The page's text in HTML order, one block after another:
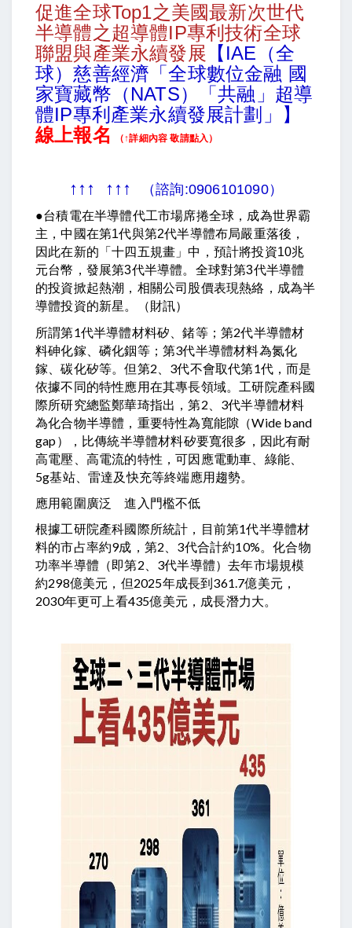
促進全球Top1之美國最新次世代
半導體之超導體IP專利技術全球
聯盟與產業永續發展 【IAE（全
球）慈善經濟「全球數位金融 國
家寶藏幣（NATS）「共融」超導
體IP專利產業永續發展計劃」】
線上報名
（↑詳細內容 敬請點入）
↑↑↑ ↑↑↑ （諮詢:0906101090）
●台積電在半導體代工市場席捲全球，成為世界霸
主，中國在第1代與第2代半導體布局嚴重落後，
因此在新的「十四五規畫」中，預計將投資10兆
元台幣，發展第3代半導體。全球對第3代半導體
的投資掀起熱潮，相關公司股價表現熱絡，成為半
導體投資的新星。（財訊）
所謂第1代半導體材料矽、鍺等；第2代半導體材
料砷化鎵、磷化銦等；第3代半導體材料為氮化
鎵、碳化矽等。但第2、3代不會取代第1代，而是
依據不同的特性應用在其專長領域。工研院產科國
際所研究總監鄭華琦指出，第2、3代半導體材料
為化合物半導體，重要特性為寬能隙（Wide band
gap），比傳統半導體材料矽要寬很多，因此有耐
高電壓、高電流的特性，可因應電動車、綠能、
5g基站、雷達及快充等終端應用趨勢。
應用範圍廣泛 進入門檻不低
根據工研院產科國際所統計，目前第1代半導體材
料的市占率約9成，第2、3代合計約10%。化合物
功率半導體（即第2、3代半導體）去年市場規模
約298億美元，但2025年成長到361.7億美元，
2030年更可上看435億美元，成長潛力大。